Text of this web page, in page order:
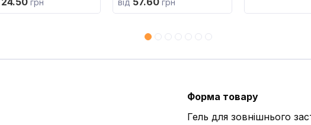
грн від грн
Форма товару
Гель для зовнішнього